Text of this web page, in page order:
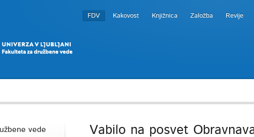
FDV Kakovost Knjižnica Založba Revije
vede
Vabilo na posvet